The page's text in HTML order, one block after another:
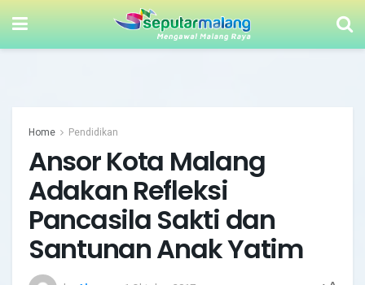
Home Pendidikan
Ansor Kota Malang
Adakan Refleksi
Pancasila Sakti dan
Santunan Anak Yatim